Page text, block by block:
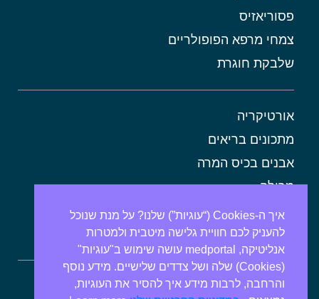
פסוריאזיס
צמחי מרפא הפופולריים
שלבקת חוגרת
אורטיקריה
מתכונים בריאים
אבנים בכיס המרה
מרולה
מורינגה
אלוורה
ספירולינה
איך ה-Cookies (“עוגיות”) שלנו? על מנת שנוכל
להעניק לכם חוויית גלישה מיטבית ולמטרות
אנליטיקה, medportal עושה שימוש ב"עוגיות"
(Cookies) שלה ושל צדדים שלישיים. מידע נוסף
והרחבה, לרבות מידע איך להסיר את העוגיות,